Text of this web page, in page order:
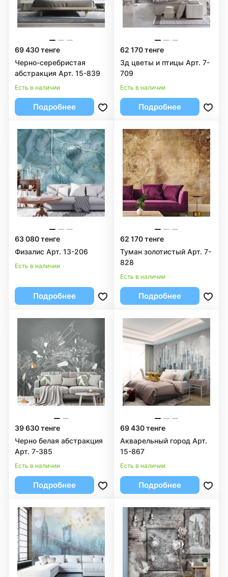
69 430 тенге
Черно-серебристая
абстракция Арт. 15-839
Есть в наличии
Подробнее
62 170 тенге
3д цветы и птицы Арт. 7-
709
Есть в наличии
Подробнее
63 080 тенге
Физалис Арт. 13-206
Есть в наличии
Подробнее
62 170 тенге
Туман золотистый Арт. 7-
828
Есть в наличии
Подробнее
39 630 тенге
Черно белая абстракция
Арт. 7-385
Есть в наличии
Подробнее
69 430 тенге
Акварельный город Арт.
15-867
Есть в наличии
Подробнее